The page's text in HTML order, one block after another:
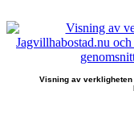
Visning av